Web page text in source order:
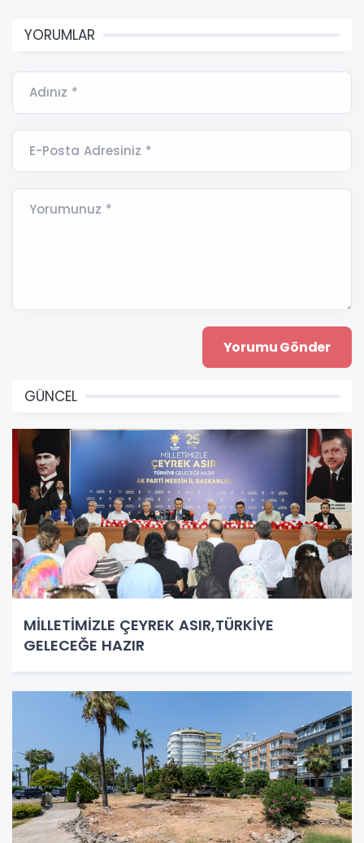
YORUMLAR
Adınız *
E-Posta Adresiniz *
Yorumunuz *
GÜNCEL
MİLLETİMİZLE ÇEYREK ASIR,TÜRKİYE
GELECEĞE HAZIR